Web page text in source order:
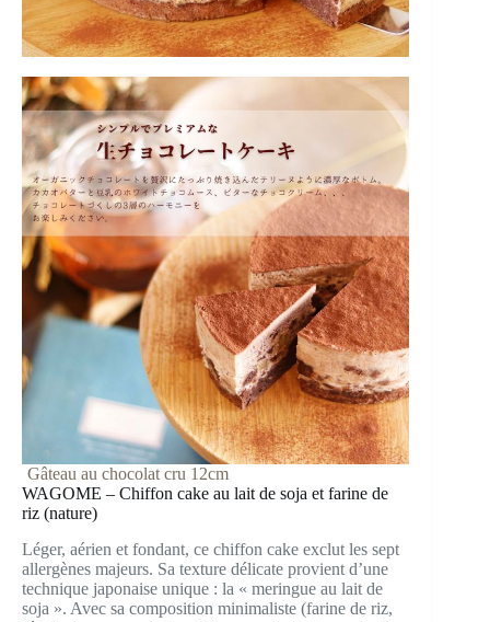
Gâteau au chocolat cru 12cm
WAGOME – Chiffon cake au lait de soja et farine de
riz (nature)
Léger, aérien et fondant, ce chiffon cake exclut les sept
allergènes majeurs. Sa texture délicate provient d’une
technique japonaise unique : la « meringue au lait de
soja ». Avec sa composition minimaliste (farine de riz,